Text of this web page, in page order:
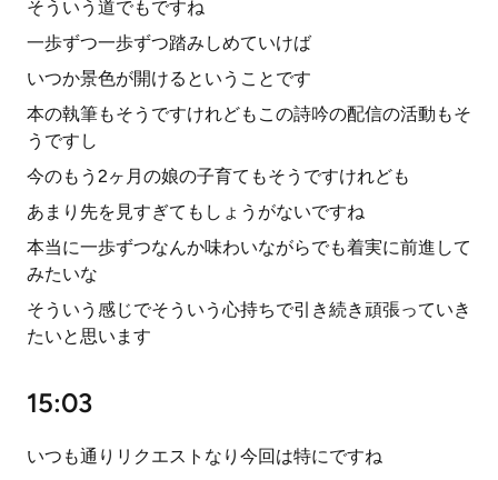
そういう道でもですね
一歩ずつ一歩ずつ踏みしめていけば
いつか景色が開けるということです
本の執筆もそうですけれどもこの詩吟の配信の活動もそ
うですし
今のもう2ヶ月の娘の子育てもそうですけれども
あまり先を見すぎてもしょうがないですね
本当に一歩ずつなんか味わいながらでも着実に前進して
みたいな
そういう感じでそういう心持ちで引き続き頑張っていき
たいと思います
15:03
いつも通りリクエストなり今回は特にですね